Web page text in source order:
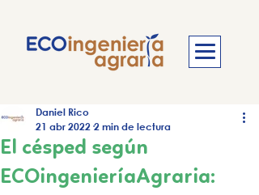
El césped según
ECOingenieríaAgraria:
Daniel Rico
21 abr 2022 2 min de lectura